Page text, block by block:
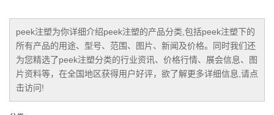
peek注塑为你详细介绍peek注塑的产品分类,包括peek注塑下的
所有产品的用途、型号、范围、图片、新闻及价格。同时我们还
为您精选了peek注塑分类的行业资讯、价格行情、展会信息、图
片资料等，在全国地区获得用户好评，欲了解更多详细信息,请点
击访问!